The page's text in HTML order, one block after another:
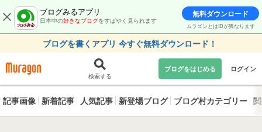
ブログみるアプリ
日本中の好きなブログをすばやく見られます
無料ダウンロード
ムラゴンとはIDが異なります
ブログを書くアプリ 今すぐ無料ダウンロード！
検索する
ブログをはじめる ログイン
記事画像 新着記事 人気記事 新登場ブログ ブログ村カテゴリー